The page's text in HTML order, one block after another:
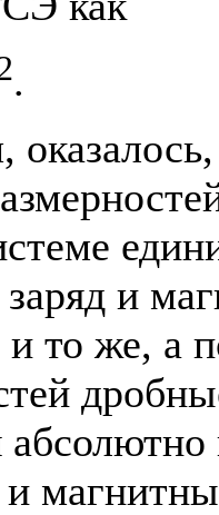
.
заряд и
то же, а
абсолютно
и